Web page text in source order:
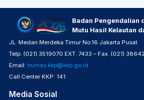
Badan Pengendalian
Mutu Hasil Kelautan
JL. Medan Merdeka Timur No.16 Jakarta Pusat
Telp. (021) 3519070 EXT. 7433 – Fax. (021)
Email: humas.kkp@kkp.go.id
Call Center KKP: 141
Media Sosial